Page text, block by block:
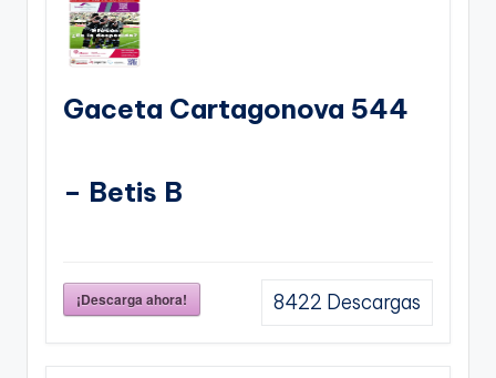
Gaceta Cartagonova 544
– Betis B
¡Descarga ahora! 8422 Descargas